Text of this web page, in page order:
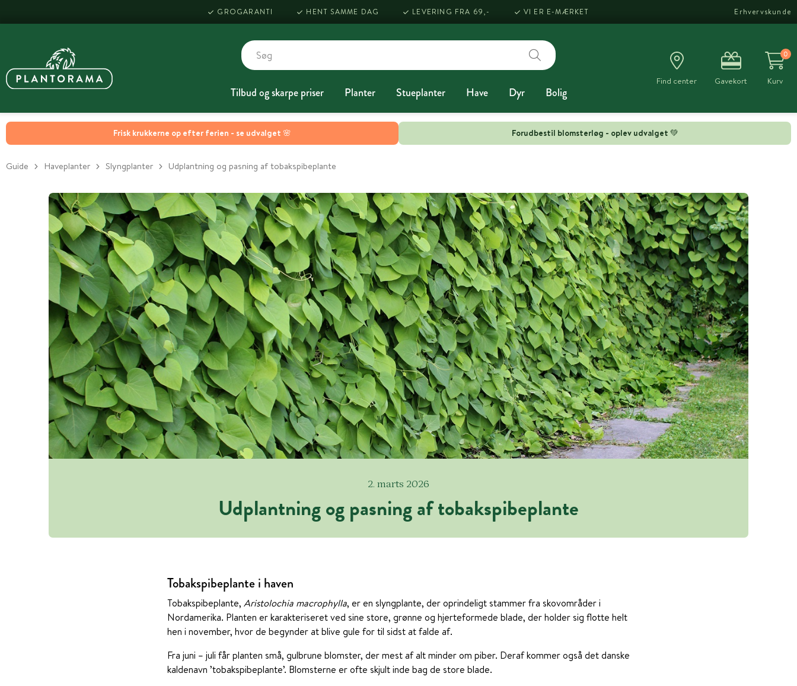
Frisk krukkerne op efter ferien - se udvalget 🌸 Forudbestil blomsterløg - oplev udvalget 💚
GROGARANTI HENT SAMME DAG LEVERING FRA 69,- VI ER E-MÆRKET Erhvervskunde
Tilbud og skarpe priser Planter Stueplanter Have Dyr Bolig
Find center Gavekort
0
Kurv
Guide Haveplanter Slyngplanter Udplantning og pasning af tobakspibeplante
2. marts 2026
Udplantning og pasning af tobakspibeplante
Tobakspibeplante i haven
Tobakspibeplante, Aristolochia macrophylla, er en slyngplante, der oprindeligt stammer fra skovområder i
Nordamerika. Planten er karakteriseret ved sine store, grønne og hjerteformede blade, der holder sig flotte helt
hen i november, hvor de begynder at blive gule for til sidst at falde af.
Fra juni – juli får planten små, gulbrune blomster, der mest af alt minder om piber. Deraf kommer også det danske
kaldenavn ’tobakspibeplante’. Blomsterne er ofte skjult inde bag de store blade.